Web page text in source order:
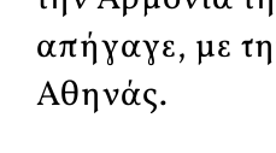
απήγαγε, με
Αθηνάς.